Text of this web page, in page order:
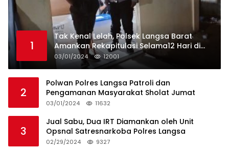
1
Tak Kenal Lelah, Polsek Langsa Barat
Amankan Rekapitulasi Selama12 Hari di
Kecamatan Baro
03/01/2024 12001
2
Polwan Polres Langsa Patroli dan
Pengamanan Masyarakat Sholat Jumat
03/01/2024 11632
3
Jual Sabu, Dua IRT Diamankan oleh Unit
Opsnal Satresnarkoba Polres Langsa
02/29/2024 9327